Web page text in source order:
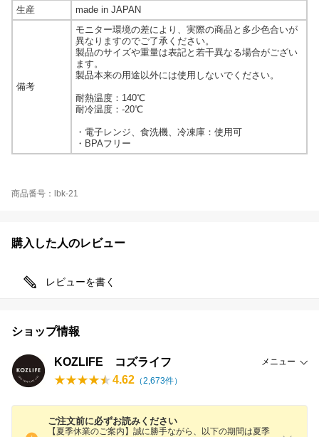
生産
made in JAPAN
備考
モニター環境の差により、実際の商品と多少色合いが
異なりますのでご了承ください。
製品のサイズや重量は表記と若干異なる場合がござい
ます。
製品本来の用途以外には使用しないでください。
耐熱温度：140℃
耐冷温度：-20℃
・電子レンジ、食洗機、冷凍庫：使用可
・BPAフリー
商品番号：lbk-21
購入した人のレビュー
レビューを書く
ショップ情報
KOZLIFE コズライフ メニュー
4.62 （2,673件）
ご注文前に必ずお読みください
【夏季休業のご案内】誠に勝手ながら、以下の期間は夏季